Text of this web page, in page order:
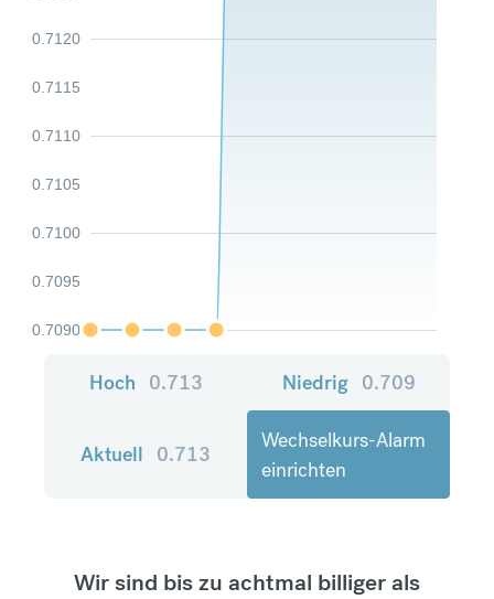
0.7090
0.7095
0.7100
0.7105
0.7110
0.7115
0.7120
Hoch 0.713 Niedrig 0.709
Aktuell 0.713
Wechselkurs-Alarm
einrichten
Wir sind bis zu achtmal billiger als